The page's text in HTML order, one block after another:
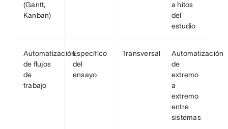
(Gantt,
Kanban)
a hitos
del
estudio
Automatización
de flujos
de
trabajo
Específico
del
ensayo
Transversal
Automatización
de
extremo
a
extremo
entre
sistemas